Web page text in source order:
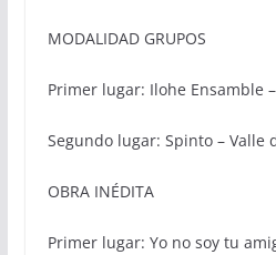
MODALIDAD GRUPOS
Primer lugar: Ilohe Ensamble
Segundo lugar: Spinto – Valle
OBRA INÉDITA
Primer lugar: Yo no soy tu